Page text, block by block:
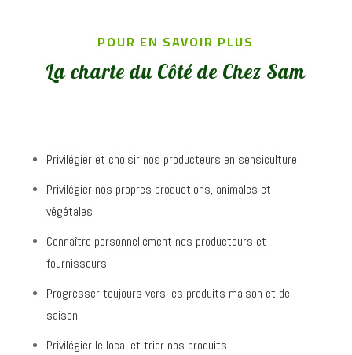
POUR EN SAVOIR PLUS
La charte du Côté de Chez Sam
Privilégier et choisir nos producteurs en sensiculture
Privilégier nos propres productions, animales et
végétales
Connaître personnellement nos producteurs et
fournisseurs
Progresser toujours vers les produits maison et de
saison
Privilégier le local et trier nos produits